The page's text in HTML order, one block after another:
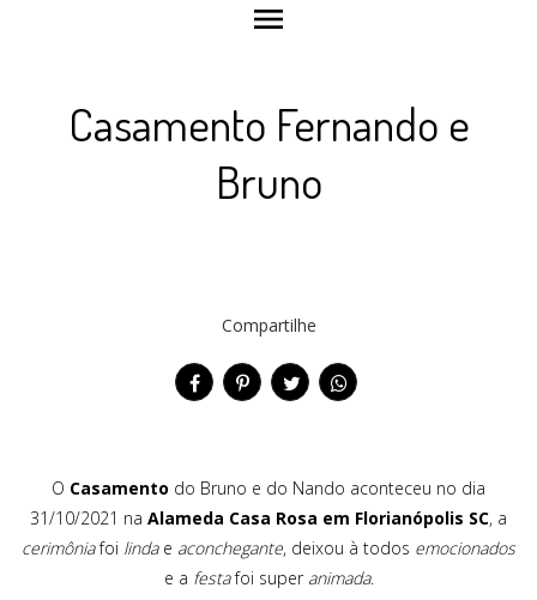
menu
Casamento Fernando e
Bruno
Compartilhe
O Casamento do Bruno e do Nando aconteceu no dia
31/10/2021 na Alameda Casa Rosa em Florianópolis SC, a
cerimôniafoi lindae aconchegante, deixou à todos emocionados
e a festafoi super animada.